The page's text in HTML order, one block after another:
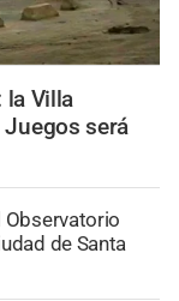
la Villa
será
Observatorio
de Santa